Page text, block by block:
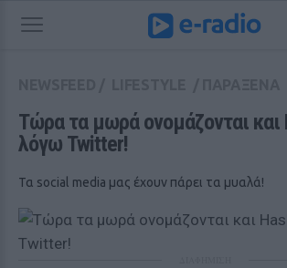
Τώρα τα μωρά ονομάζονται και
λόγω Twitter!
Τα social media μας έχουν πάρει τα μυαλά!